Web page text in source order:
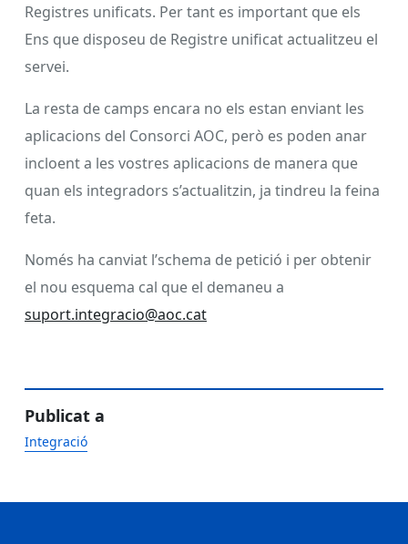
Registres unificats. Per tant es important que els
Ens que disposeu de Registre unificat actualitzeu el
servei.
La resta de camps encara no els estan enviant les
aplicacions del Consorci AOC, però es poden anar
incloent a les vostres aplicacions de manera que
quan els integradors s’actualitzin, ja tindreu la feina
feta.
Només ha canviat l’schema de petició i per obtenir
el nou esquema cal que el demaneu a
suport.integracio@aoc.cat
Publicat a
Integració